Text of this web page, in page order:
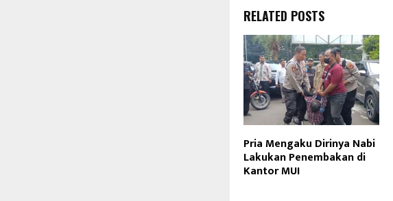
RELATED POSTS
Pria Mengaku Dirinya Nabi
Lakukan Penembakan di
Kantor MUI